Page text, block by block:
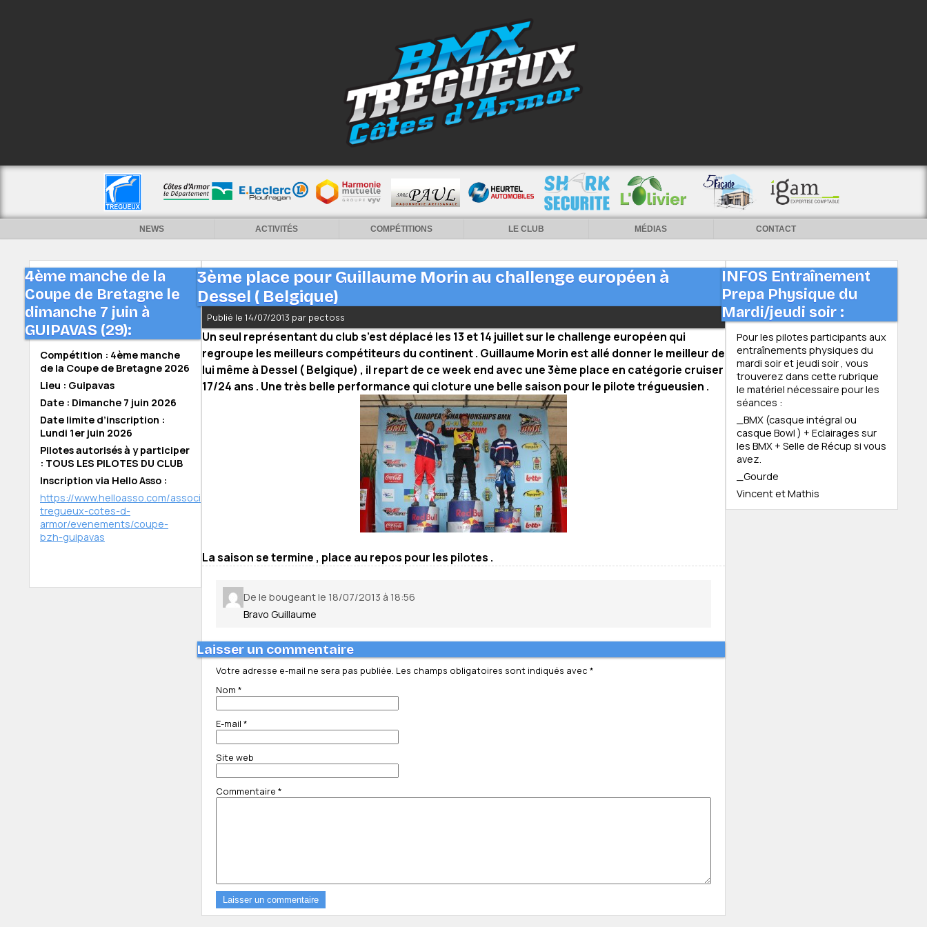
NEWS ACTIVITÉS COMPÉTITIONS LE CLUB MÉDIAS CONTACT
4ème manche de la
Coupe de Bretagne le
dimanche 7 juin à
GUIPAVAS (29):
Compétition : 4ème manche
de la Coupe de Bretagne 2026
Lieu : Guipavas
Date : Dimanche 7 juin 2026
Date limite d’inscription :
Lundi 1er juin 2026
Pilotes autorisés à y participer
: TOUS LES PILOTES DU CLUB
Inscription via Hello Asso :
https://www.helloasso.com/associations/bmx-
tregueux-cotes-d-
armor/evenements/coupe-
bzh-guipavas
INFOS Entraînement
Prepa Physique du
Mardi/jeudi soir :
Pour les pilotes participants aux
entraînements physiques du
mardi soir et jeudi soir , vous
trouverez dans cette rubrique
le matériel nécessaire pour les
séances :
_BMX (casque intégral ou
casque Bowl ) + Eclairages sur
les BMX + Selle de Récup si vous
avez.
_Gourde
Vincent et Mathis
3ème place pour Guillaume Morin au challenge européen à
Dessel ( Belgique)
Publié le 14/07/2013 par pectoss
Un seul représentant du club s’est déplacé les 13 et 14 juillet sur le challenge européen qui
regroupe les meilleurs compétiteurs du continent . Guillaume Morin est allé donner le meilleur de
lui même à Dessel ( Belgique) , il repart de ce week end avec une 3ème place en catégorie cruiser
17/24 ans . Une très belle performance qui cloture une belle saison pour le pilote trégueusien .
La saison se termine , place au repos pour les pilotes .
De le bougeant le 18/07/2013 à 18:56
Bravo Guillaume
Laisser un commentaire
Votre adresse e-mail ne sera pas publiée. Les champs obligatoires sont indiqués avec *
Nom *
E-mail *
Site web
Commentaire *